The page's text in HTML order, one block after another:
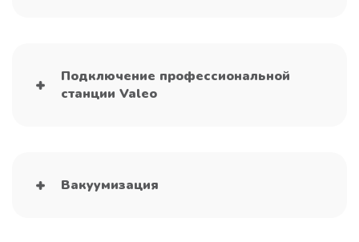
Подключение профессиональной
станции Valeo
Вакуумизация